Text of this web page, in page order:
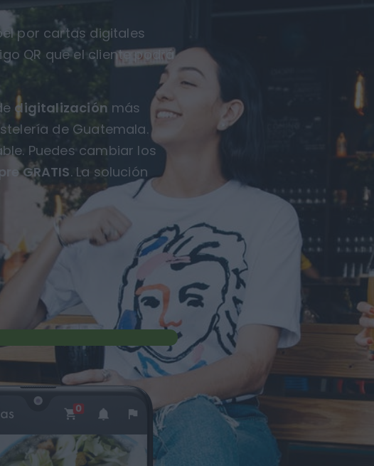
por cartas digitales
QR que el cliente podrá
digitalización más
de Guatemala.
Puedes cambiar los
GRATIS. La solución